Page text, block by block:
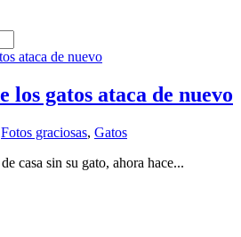
los gatos ataca de nuevo
Fotos graciosas, Gatos
casa sin su gato, ahora hace...